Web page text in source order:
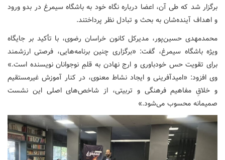
برگزار شد که طی آن، اعضا درباره نگاه خود به باشگاه سیمرغ در بدو ورود
و اهداف آینده‌شان به بحث و تبادل نظر پرداختند.
محمدمهدی حسین‌پور، مدیرکل کانون خراسان رضوی، با تأکید بر جایگاه
ویژه باشگاه سیمرغ، گفت: «برگزاری چنین برنامه‌هایی، فرصتی ارزشمند
برای تقویت حس خودباوری و ارج نهادن به قلمِ نوجوانان نویسنده است.»
وی افزود: «امیدآفرینی و ایجاد نشاط معنوی، در کنار آموزش غیرمستقیم
و خلاقِ مفاهیم فرهنگی و تربیتی، از شاخص‌های اصلی این نشست
صمیمانه محسوب می‌شود.»